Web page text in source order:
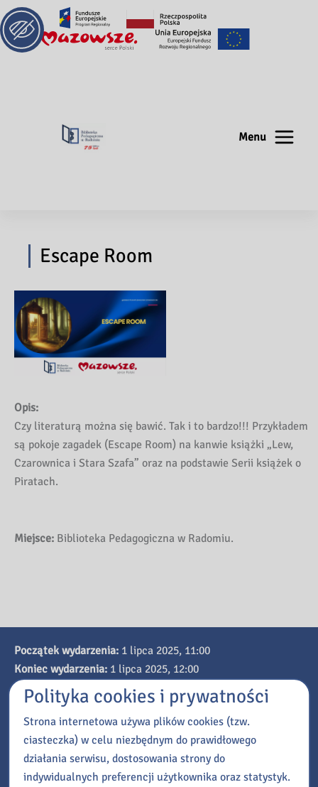
Menu
Escape Room
Opis:
Czy literaturą można się bawić. Tak i to bardzo!!! Przykładem
są pokoje zagadek (Escape Room) na kanwie książki „Lew,
Czarownica i Stara Szafa” oraz na podstawie Serii książek o
Piratach.
Miejsce: Biblioteka Pedagogiczna w Radomiu.
Początek wydarzenia: 1 lipca 2025, 11:00
Koniec wydarzenia: 1 lipca 2025, 12:00
Organizator:Biblioteka Pedagogiczna w Radomiu
Prowadzący:Wydział Promocji i Informacji
Kontakt
Polityka cookies i prywatności
Strona internetowa używa plików cookies (tzw.
ciasteczka) w celu niezbędnym do prawidłowego
działania serwisu, dostosowania strony do
indywidualnych preferencji użytkownika oraz statystyk.